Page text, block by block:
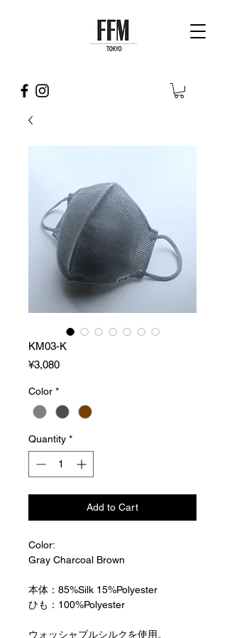
KM03-K
¥3,080Price
Color *
Quantity *
Add to Cart
Color:
Gray Charcoal Brown
本体：85%Silk 15%Polyester
ひも：100%Polyester
ウォッシャブルシルクを使用。